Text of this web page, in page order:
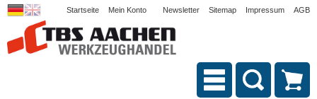
Startseite Mein Konto Newsletter Sitemap Impressum AGB